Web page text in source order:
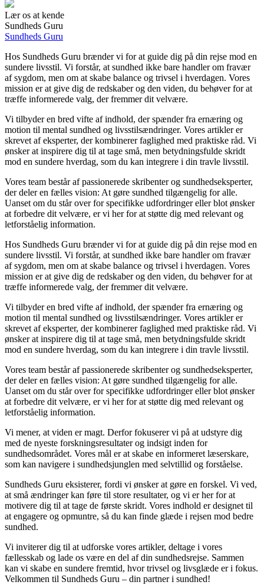
Lær os at kende
Sundheds Guru
Sundheds Guru
Hos Sundheds Guru brænder vi for at guide dig på din rejse mod en
sundere livsstil. Vi forstår, at sundhed ikke bare handler om fravær
af sygdom, men om at skabe balance og trivsel i hverdagen. Vores
mission er at give dig de redskaber og den viden, du behøver for at
træffe informerede valg, der fremmer dit velvære.
Vi tilbyder en bred vifte af indhold, der spænder fra ernæring og
motion til mental sundhed og livsstilsændringer. Vores artikler er
skrevet af eksperter, der kombinerer faglighed med praktiske råd. Vi
ønsker at inspirere dig til at tage små, men betydningsfulde skridt
mod en sundere hverdag, som du kan integrere i din travle livsstil.
Vores team består af passionerede skribenter og sundhedseksperter,
der deler en fælles vision: At gøre sundhed tilgængelig for alle.
Uanset om du står over for specifikke udfordringer eller blot ønsker
at forbedre dit velvære, er vi her for at støtte dig med relevant og
letforståelig information.
Hos Sundheds Guru brænder vi for at guide dig på din rejse mod en
sundere livsstil. Vi forstår, at sundhed ikke bare handler om fravær
af sygdom, men om at skabe balance og trivsel i hverdagen. Vores
mission er at give dig de redskaber og den viden, du behøver for at
træffe informerede valg, der fremmer dit velvære.
Vi tilbyder en bred vifte af indhold, der spænder fra ernæring og
motion til mental sundhed og livsstilsændringer. Vores artikler er
skrevet af eksperter, der kombinerer faglighed med praktiske råd. Vi
ønsker at inspirere dig til at tage små, men betydningsfulde skridt
mod en sundere hverdag, som du kan integrere i din travle livsstil.
Vores team består af passionerede skribenter og sundhedseksperter,
der deler en fælles vision: At gøre sundhed tilgængelig for alle.
Uanset om du står over for specifikke udfordringer eller blot ønsker
at forbedre dit velvære, er vi her for at støtte dig med relevant og
letforståelig information.
Vi mener, at viden er magt. Derfor fokuserer vi på at udstyre dig
med de nyeste forskningsresultater og indsigt inden for
sundhedsområdet. Vores mål er at skabe en informeret læserskare,
som kan navigere i sundhedsjunglen med selvtillid og forståelse.
Sundheds Guru eksisterer, fordi vi ønsker at gøre en forskel. Vi ved,
at små ændringer kan føre til store resultater, og vi er her for at
motivere dig til at tage de første skridt. Vores indhold er designet til
at engagere og opmuntre, så du kan finde glæde i rejsen mod bedre
sundhed.
Vi inviterer dig til at udforske vores artikler, deltage i vores
fællesskab og lade os være en del af din sundhedsrejse. Sammen
kan vi skabe en sundere fremtid, hvor trivsel og livsglæde er i fokus.
Velkommen til Sundheds Guru – din partner i sundhed!